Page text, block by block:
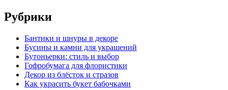
Рубрики
Бантики и шнуры в декоре
Бусины и камни для украшений
Бутоньерки: стиль и выбор
Гофробумага для флористики
Декор из блёсток и стразов
Как украсить букет бабочками